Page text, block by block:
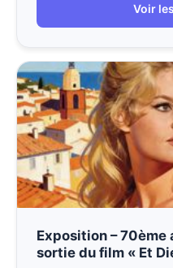
Voir
Exposition – 70ème
sortie du film « Et